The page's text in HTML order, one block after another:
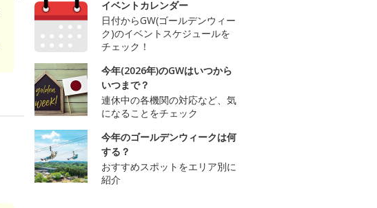
イベントカレンダー
日付からGW(ゴールデンウィー
ク)のイベントスケジュールを
チェック！
今年(2026年)のGWはいつから
いつまで？
連休中の各機関の対応など、気
になることをチェック
今年のゴールデンウィークは何
する？
おすすめスポットをエリア別に
紹介